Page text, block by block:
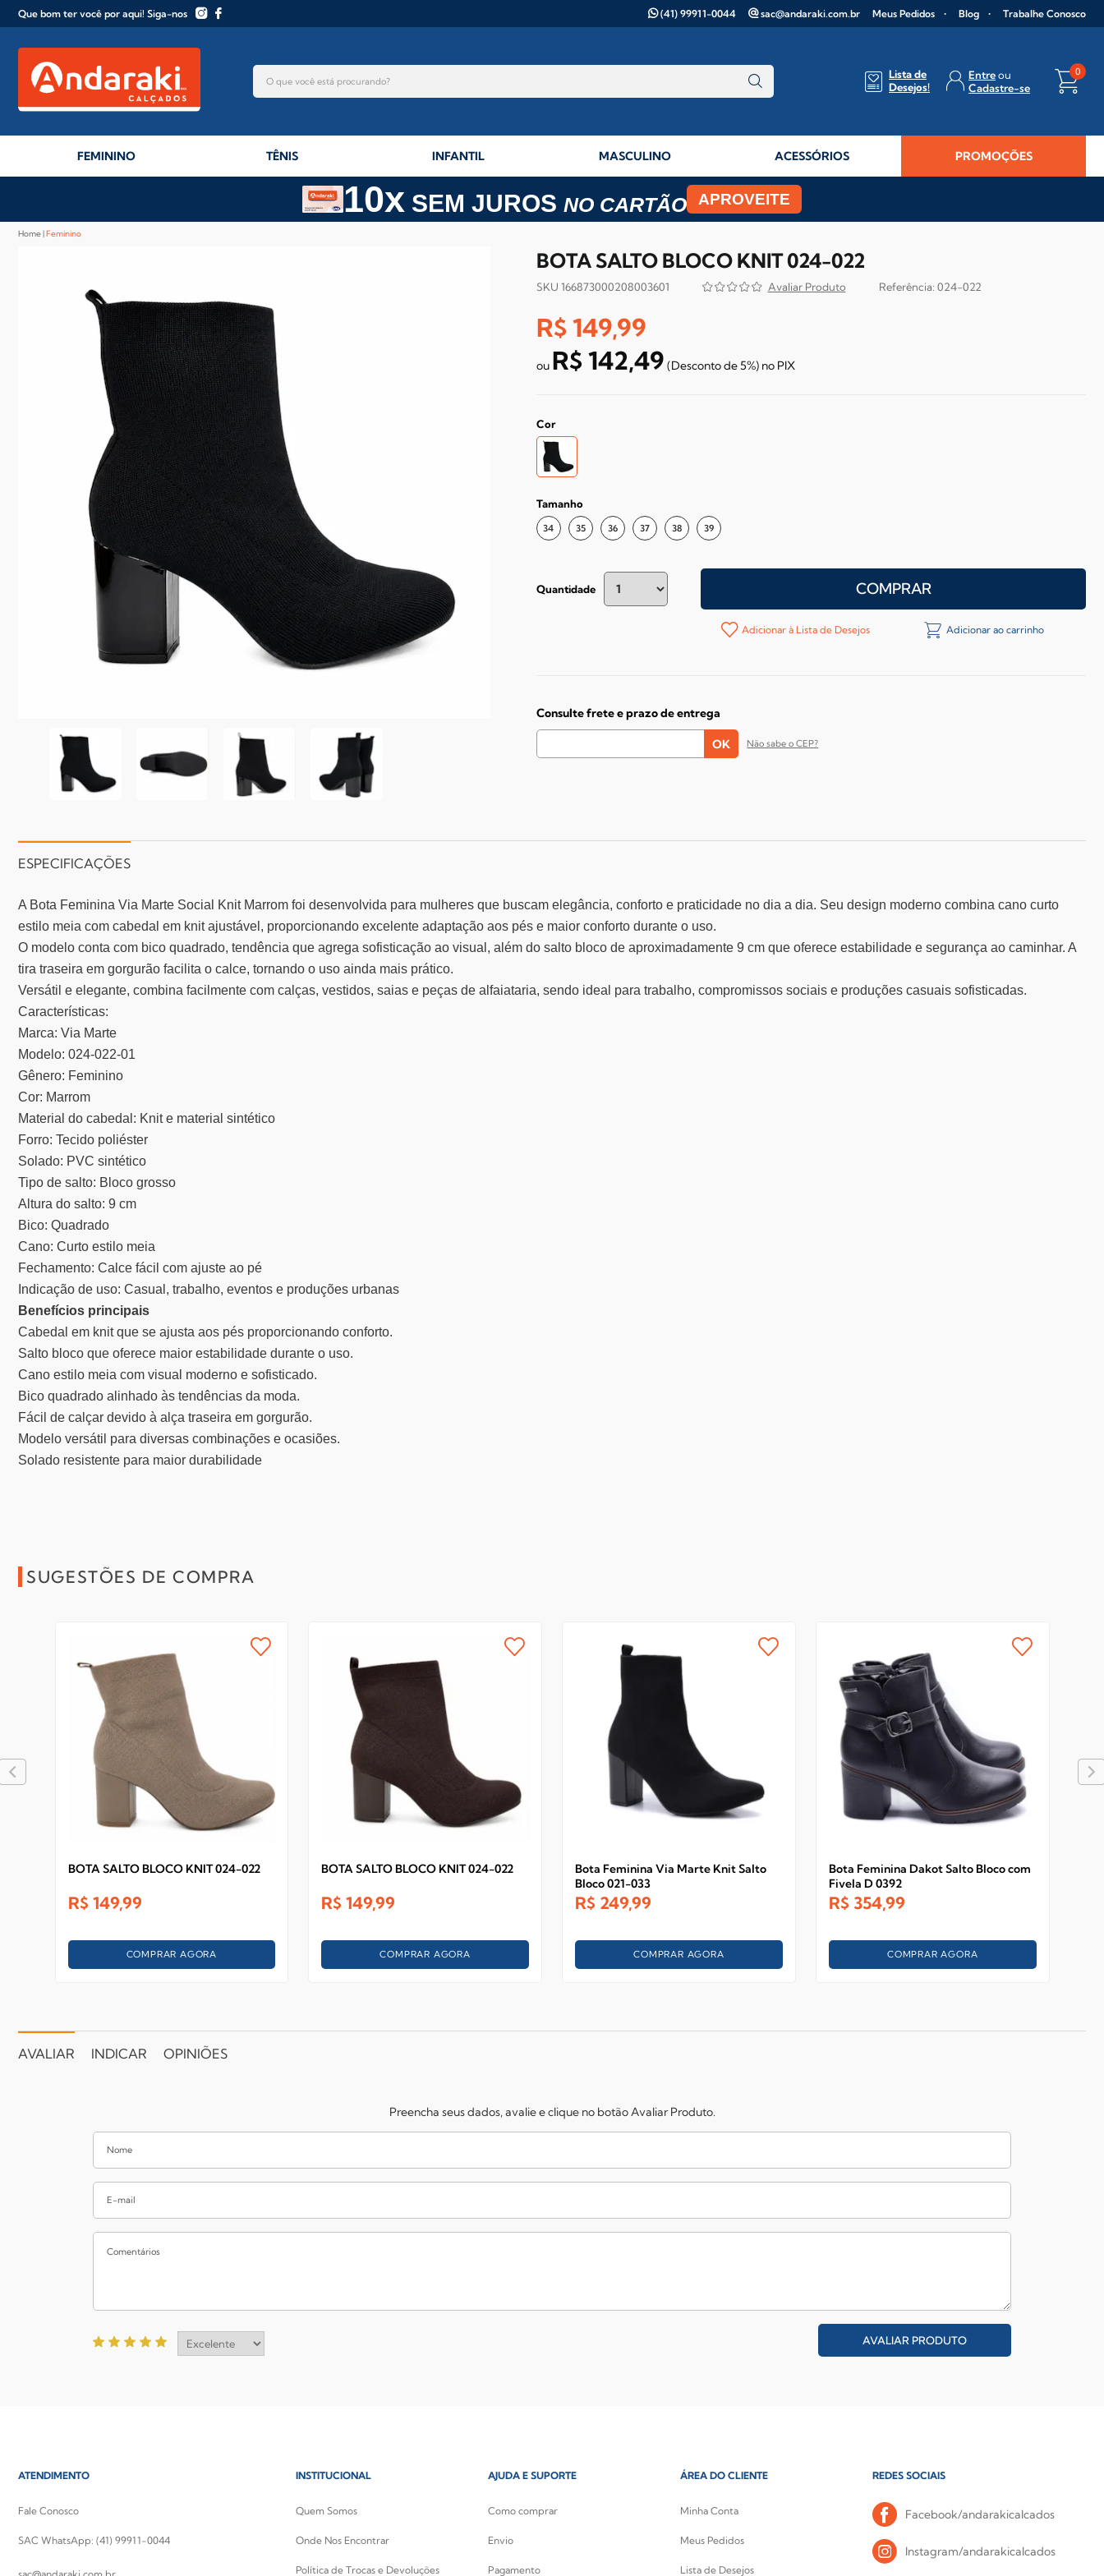
Que bom ter você por aqui! Siga-nos (41) 99911-0044 sac@andaraki.com.br Meus Pedidos Blog Trabalhe Conosco
0
Entre
Cadastre-se
Lista de
Desejos!
FEMININO TÊNIS INFANTIL MASCULINO ACESSÓRIOS PROMOÇÕES
10x SEM JUROS NO CARTÃO APROVEITE
Home Feminino
BOTA SALTO BLOCO KNIT 024-022
SKU 166873000208003601 024-022
R$ 149,99
R$ 142,49 (Descontode5%) no PIX
Cor
Tamanho
34 35 36 37 38 39
Quantidade COMPRAR
Adicionar à Lista de Desejos Adicionar ao carrinho
Consulte frete e prazo de entrega
Não sabe o CEP?
ESPECIFICAÇÕES
A Bota Feminina Via Marte Social Knit Marrom foi desenvolvida para mulheres que buscam elegância, conforto e praticidade no dia a dia. Seu design moderno combina cano curto
estilo meia com cabedal em knit ajustável, proporcionando excelente adaptação aos pés e maior conforto durante o uso.
O modelo conta com bico quadrado, tendência que agrega sofisticação ao visual, além do salto bloco de aproximadamente 9 cm que oferece estabilidade e segurança ao caminhar. A
tira traseira em gorgurão facilita o calce, tornando o uso ainda mais prático.
Versátil e elegante, combina facilmente com calças, vestidos, saias e peças de alfaiataria, sendo ideal para trabalho, compromissos sociais e produções casuais sofisticadas.
Características:
Marca: Via Marte
Modelo: 024-022-01
Gênero: Feminino
Cor: Marrom
Material do cabedal: Knit e material sintético
Forro: Tecido poliéster
Solado: PVC sintético
Tipo de salto: Bloco grosso
Altura do salto: 9 cm
Bico: Quadrado
Cano: Curto estilo meia
Fechamento: Calce fácil com ajuste ao pé
Indicação de uso: Casual, trabalho, eventos e produções urbanas
Benefícios principais
Cabedal em knit que se ajusta aos pés proporcionando conforto.
Salto bloco que oferece maior estabilidade durante o uso.
Cano estilo meia com visual moderno e sofisticado.
Bico quadrado alinhado às tendências da moda.
Fácil de calçar devido à alça traseira em gorgurão.
Modelo versátil para diversas combinações e ocasiões.
Solado resistente para maior durabilidade
SUGESTÕES DE COMPRA
BOTA SALTO BLOCO KNIT 024-022
R$ 149,99
COMPRAR AGORA
BOTA SALTO BLOCO KNIT 024-022
R$ 149,99
COMPRAR AGORA
Bota Feminina Via Marte Knit Salto
Bloco 021-033
R$ 249,99
COMPRAR AGORA
Bota Feminina Dakot Salto Bloco com
Fivela D 0392
R$ 354,99
COMPRAR AGORA
AVALIAR INDICAR OPINIÕES
Preencha seus dados, avalie e clique no botão Avaliar Produto.
AVALIAR PRODUTO
ATENDIMENTO
Fale Conosco
SAC WhatsApp: (41) 99911-0044
INSTITUCIONAL
Quem Somos
Onde Nos Encontrar
Política de Trocas e Devoluções
AJUDA E SUPORTE
Como comprar
Envio
Pagamento
ÁREA DO CLIENTE
Minha Conta
Meus Pedidos
Lista de Desejos
REDES SOCIAIS
Facebook/andarakicalcados
Instagram/andarakicalcados